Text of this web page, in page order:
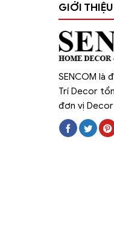
GIỚI
SENCOM là
Trí Decor
đơn vị Decor